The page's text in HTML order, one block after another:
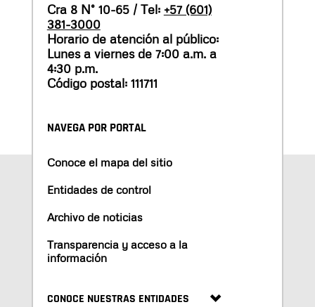
Cra 8 N° 10-65 / Tel: +57 (601)
381-3000
Horario de atención al público:
Lunes a viernes de 7:00 a.m. a
4:30 p.m.
Código postal: 111711
NAVEGA POR PORTAL
Conoce el mapa del sitio
Entidades de control
Archivo de noticias
Transparencia y acceso a la
información
CONOCE NUESTRAS ENTIDADES